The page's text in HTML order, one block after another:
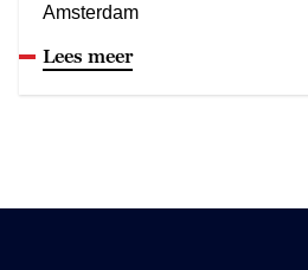
Amsterdam
Lees meer